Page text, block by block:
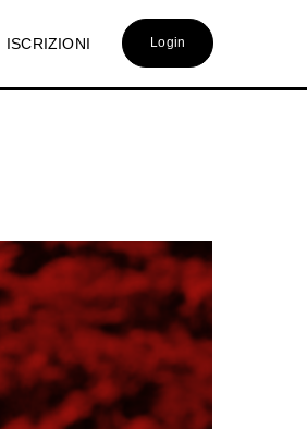
ISCRIZIONI Login